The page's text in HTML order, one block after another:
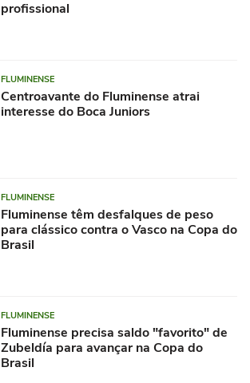
profissional
FLUMINENSE
Centroavante do Fluminense atrai
interesse do Boca Juniors
FLUMINENSE
Fluminense têm desfalques de peso
para clássico contra o Vasco na Copa do
Brasil
FLUMINENSE
Fluminense precisa saldo "favorito" de
Zubeldía para avançar na Copa do
Brasil